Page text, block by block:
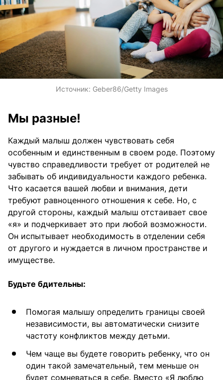
Источник: Geber86/Getty Images
Мы разные!
Каждый малыш должен чувствовать себя
особенным и единственным в своем роде. Поэтому
чувство справедливости требует от родителей не
забывать об индивидуальности каждого ребенка.
Что касается вашей любви и внимания, дети
требуют равноценного отношения к себе. Но, с
другой стороны, каждый малыш отстаивает свое
«я» и подчеркивает это при любой возможности.
Он испытывает необходимость в отделении себя
от другого и нуждается в личном пространстве и
имуществе.
Будьте бдительны:
Помогая малышу определить границы своей
независимости, вы автоматически снизите
частоту конфликтов между детьми.
Чем чаще вы будете говорить ребенку, что он
один такой замечательный, тем меньше он
будет сомневаться в себе. Вместо «Я люблю